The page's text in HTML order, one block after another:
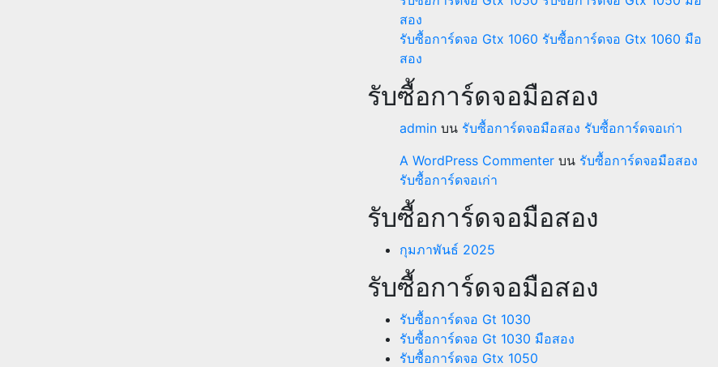
สอง
รับซื้อการ์ดจอ Gtx 1060 รับซื้อการ์ดจอ Gtx 1060 มือ
สอง
รับซื้อการ์ดจอมือสอง
admin บน รับซื้อการ์ดจอมือสอง รับซื้อการ์ดจอเก่า
A WordPress Commenter บน รับซื้อการ์ดจอมือสอง
รับซื้อการ์ดจอเก่า
รับซื้อการ์ดจอมือสอง
กุมภาพันธ์ 2025
รับซื้อการ์ดจอมือสอง
รับซื้อการ์ดจอ Gt 1030
รับซื้อการ์ดจอ Gt 1030 มือสอง
รับซื้อการ์ดจอ Gtx 1050